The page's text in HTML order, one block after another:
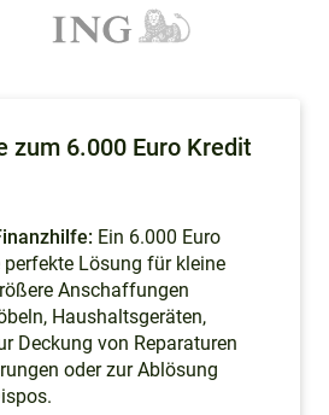
zum 6.000 Euro Kredit
Ein 6.000 Euro
perfekte Lösung für kleine
Anschaffungen
Haushaltsgeräten,
Deckung von Reparaturen
oder zur Ablösung